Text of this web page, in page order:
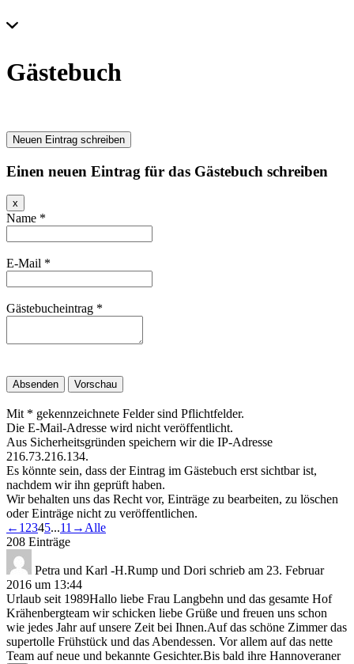
Gästebuch
Einen neuen Eintrag für das Gästebuch schreiben
x
Formular
ausblenden
Name *
E-Mail *
Gästebucheintrag *
Mit * gekennzeichnete Felder sind Pflichtfelder.
Die E-Mail-Adresse wird nicht veröffentlicht.
Aus Sicherheitsgründen speichern wir die IP-Adresse
216.73.216.134.
Es könnte sein, dass der Eintrag im Gästebuch erst sichtbar ist,
nachdem wir ihn geprüft haben.
Wir behalten uns das Recht vor, Einträge zu bearbeiten, zu löschen
oder Einträge nicht zu veröffentlichen.
Navigation
der
Gästebuchliste
← 1 2345...11 → Alle
208 Einträge
Petra und Karl -H.Rump und Dori schrieb am 23. Februar
2016 um 13:44
Urlaub seit 1989Hallo liebe Frau Langbehn und das gesamte Hof
Krähenbergteam wir schicken liebe Grüße und freuen uns schon
wie jedes Jahr auf unsere Zeit bei Ihnen.Auf das schöne Zimmer das
supertolle Frühstück und das Abendessen. Vor allem auf das nette
Team auf neue und bekannte Gesichter.Bis bald ihre Hannoveraner